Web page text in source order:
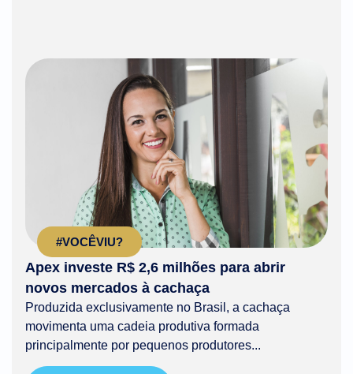
#VOCÊVIU?
Apex investe R$ 2,6 milhões para abrir
novos mercados à cachaça
Produzida exclusivamente no Brasil, a cachaça
movimenta uma cadeia produtiva formada
principalmente por pequenos produtores...